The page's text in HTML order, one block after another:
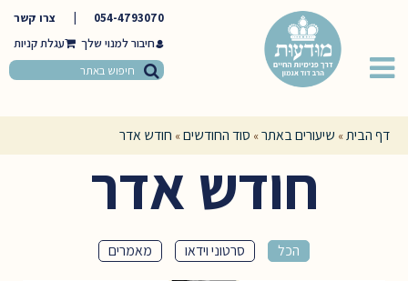
054-4793070
צרו קשר
חיבור למנוי שלך
דף הבית» שיעורים באתר» סוד החודשים» חודש אדר
חודש אדר
הכל סרטוני וידאו מאמרים